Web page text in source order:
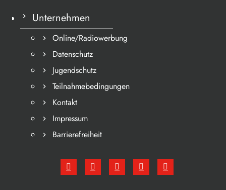
Unternehmen
Online/Radiowerbung
Datenschutz
Jugendschutz
Teilnahmebedingungen
Kontakt
Impressum
Barrierefreiheit